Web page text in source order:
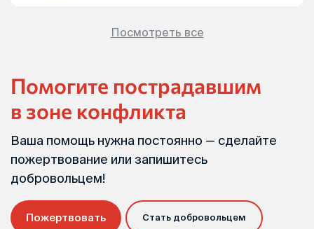
Посмотреть все
Помогите пострадавшим
в зоне конфликта
Ваша помощь нужна постоянно — сделайте
пожертвование или запишитесь
добровольцем!
Пожертвовать Стать добровольцем